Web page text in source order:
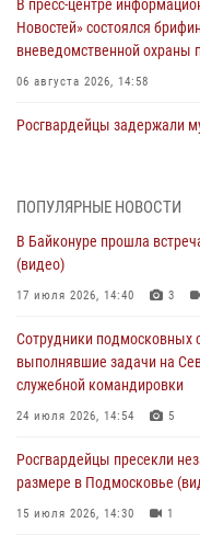
В пресс-центре
Новостей» состоялся
вневедомственной охраны
06 августа 2026, 14:58
Росгвардейцы задержали
Подмосковье
05 августа 2026, 15:52
подозреваемые в
изготовлении поддельных
05 августа 2026, 15:48
отработали навыки
04 августа 2026, 12:21 4
ПОПУЛЯРНЫЕ НОВОСТИ
В Байконуре прошла
(видео)
17 июля 2026, 14:40 3
Сотрудники подмосковных
выполнявшие задачи на
служебной командировки
24 июля 2026, 14:54 5
Росгвардейцы пресекли
размере в Подмосковье
15 июля 2026, 14:30 1